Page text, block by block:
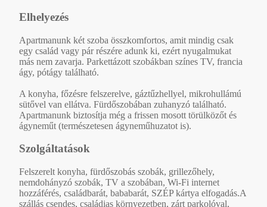
Elhelyezés
Apartmanunk két szoba összkomfortos, amit mindig csak
egy család vagy pár részére adunk ki, ezért nyugalmukat
más nem zavarja. Parkettázott szobákban színes TV, francia
ágy, pótágy található.
A konyha, főzésre felszerelve, gáztűzhellyel, mikrohullámú
sütővel van ellátva. Fürdőszobában zuhanyzó található.
Apartmanunk biztosítja még a frissen mosott törülközőt és
ágyneműt (természetesen ágyneműhuzatot is).
Szolgáltatások
Felszerelt konyha, fürdőszobás szobák, grillezőhely,
nemdohányzó szobák, TV a szobában, Wi-Fi internet
hozzáférés, családbarát, bababarát, SZÉP kártya elfogadás.A
szállás csendes, családias környezetben, zárt parkolóval,